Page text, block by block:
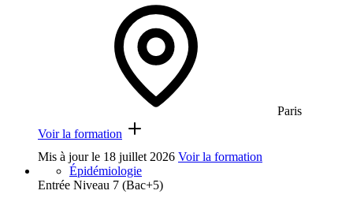
Paris
Voir la formation
Mis à jour le 18 juillet 2026 Voir la formation
Épidémiologie
Entrée Niveau 7 (Bac+5)